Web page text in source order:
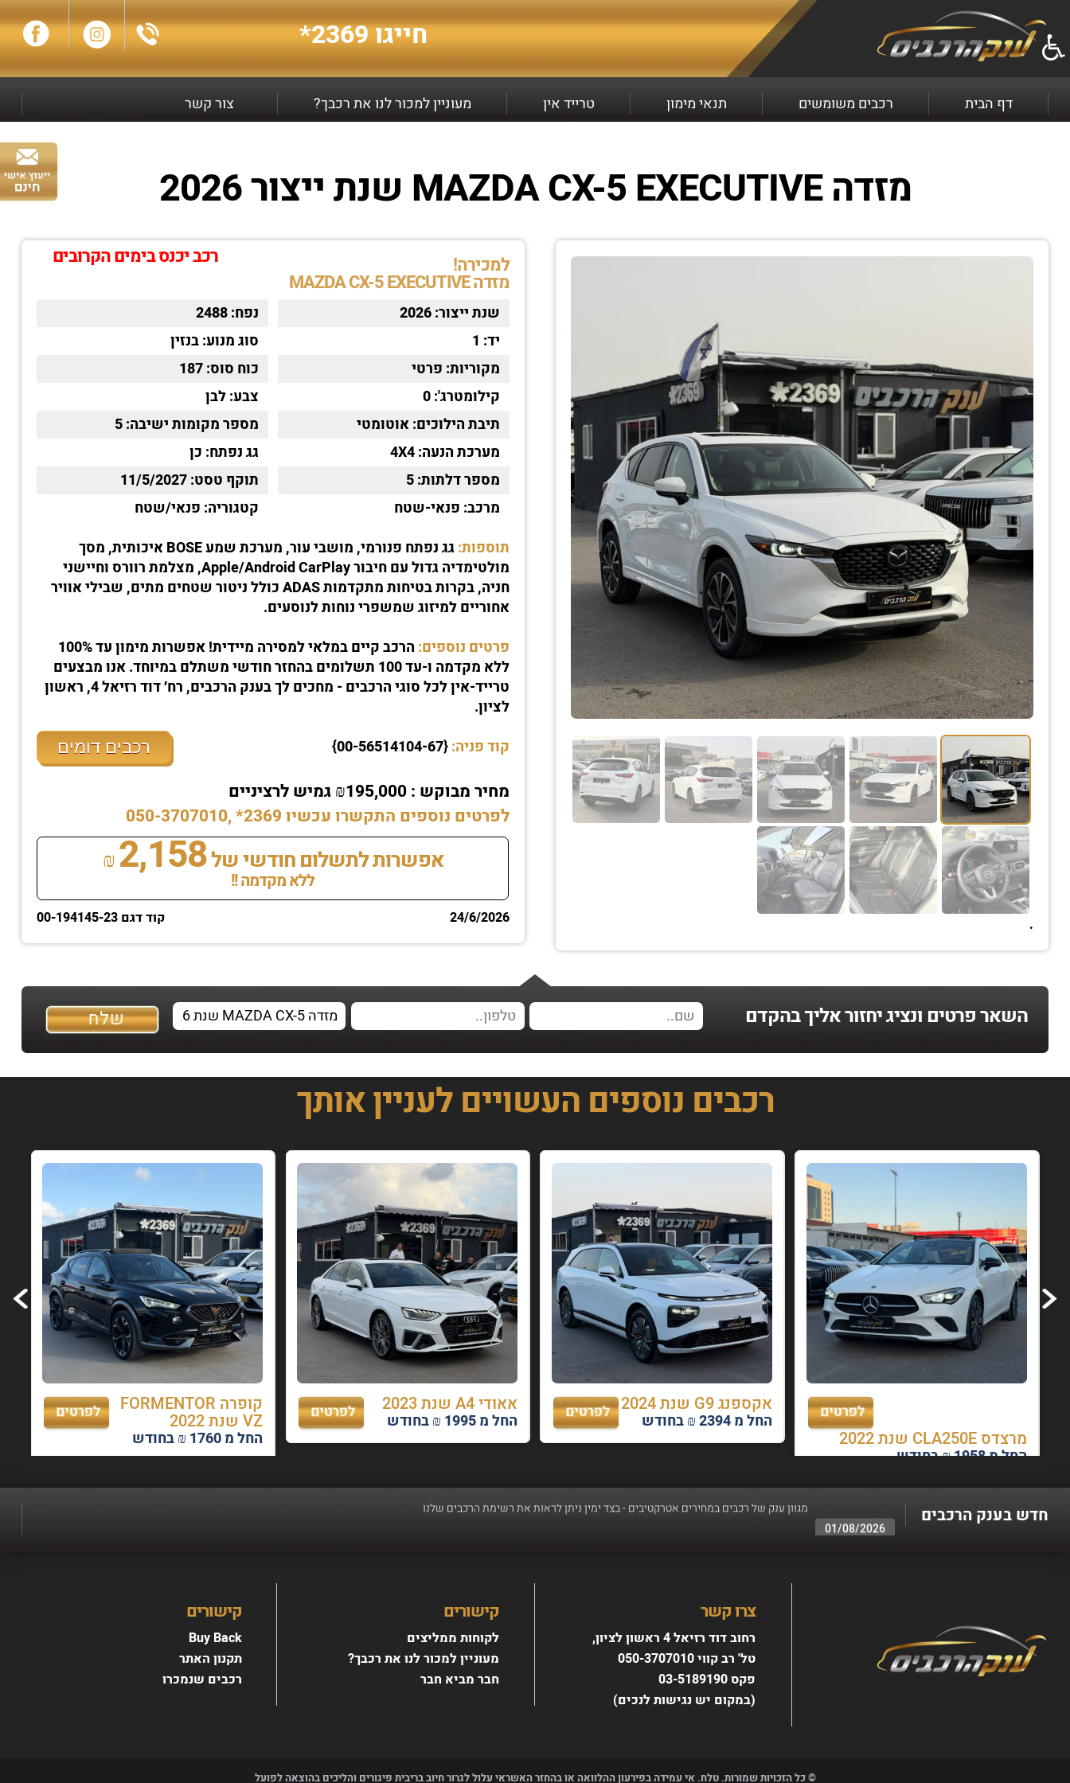
למכירה מזדה MAZDA CX-5 שנת 2026 התקשרו עכשיו 2369*
חייגו2369*
דף הבית רכבים משומשים תנאי מימון טרייד אין מעוניין למכור לנו את רכבך? צור קשר
מזדה MAZDA CX-5 EXECUTIVE שנת ייצור 2026
למכירה!
מזדה MAZDA CX-5 EXECUTIVE
רכב יכנס בימים הקרובים
שנת ייצור:2026
יד: 1
מקוריות: פרטי
קילומטרג':0
תיבת הילוכים:אוטומטי
מערכת הנעה:4X4
מספר דלתות:5
מרכב: פנאי-שטח
נפח:2488
סוג מנוע:בנזין
כוח סוס:187
צבע:לבן
מספר מקומות ישיבה:5
גג נפתח: כן
תוקף טסט:11/5/2027
קטגוריה: פנאי/שטח
תוספות:
גג נפתח פנורמי, מושבי עור, מערכת שמע BOSE איכותית, מסך
מולטימדיה גדול עם חיבור Apple/Android CarPlay, מצלמת רוורס וחיישני
חניה, בקרות בטיחות מתקדמות ADAS כולל ניטור שטחים מתים, שבילי אוויר
אחוריים למיזוג שמשפרי נוחות לנוסעים.
פרטים נוספים:
הרכב קיים במלאי למסירה מיידית! אפשרות מימון עד 100%
ללא מקדמה ו-עד 100 תשלומים בהחזר חודשי משתלם במיוחד. אנו מבצעים
טרייד-אין לכל סוגי הרכבים - מחכים לך בענק הרכבים, רח׳ דוד רזיאל 4, ראשון
לציון.
קוד פניה:{00-56514104-67} רכבים דומים
מחיר מבוקש : ₪195,000 גמיש לרציניים
לפרטים נוספים התקשרו עכשיו 2369* ,050-3707010
אפשרות לתשלום חודשי של2,158
₪
ללא מקדמה !!
24/6/2026 קוד דגם 00-194145-23 .
השאר פרטים ונציג יחזור אליך בהקדם
רכבים נוספים העשויים לעניין אותך
מרצדס CLA250E שנת 2022
החל מ 1958 ₪ בחודש
אקספנג G9 שנת 2024
החל מ 2394 ₪ בחודש
אאודי A4 שנת 2023
החל מ 1995 ₪ בחודש
קופרה FORMENTOR
VZ שנת 2022
החל מ 1760 ₪ בחודש
חדש בענק הרכבים
מגוון ענק של רכבים במחירים אטרקטיבים - בצד ימין ניתן לראות את רשימת הרכבים שלנו
01/08/2026
צרו קשר
רחוב דוד רזיאל 4 ראשון לציון,
טל' רב קווי 050-3707010
פקס 03-5189190
(במקום יש נגישות לנכים)
קישורים
Buy Back
תקנון האתר
רכבים שנמכרו
קישורים
לקוחות ממליצים
מעוניין למכור לנו את רכבך?
חבר מביא חבר
© כל הזכויות שמורות. טלח. אי עמידה בפירעון ההלוואה או בהחזר האשראי עלול לגרור חיוב בריבית פיגורים והליכים בהוצאה לפועל